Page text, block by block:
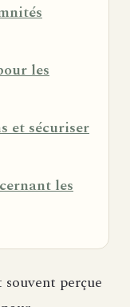
les
et sécuriser
les
perçue